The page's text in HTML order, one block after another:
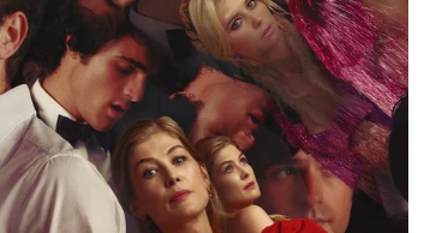
la Montagne de Gorillaz
7 JUIN 2026